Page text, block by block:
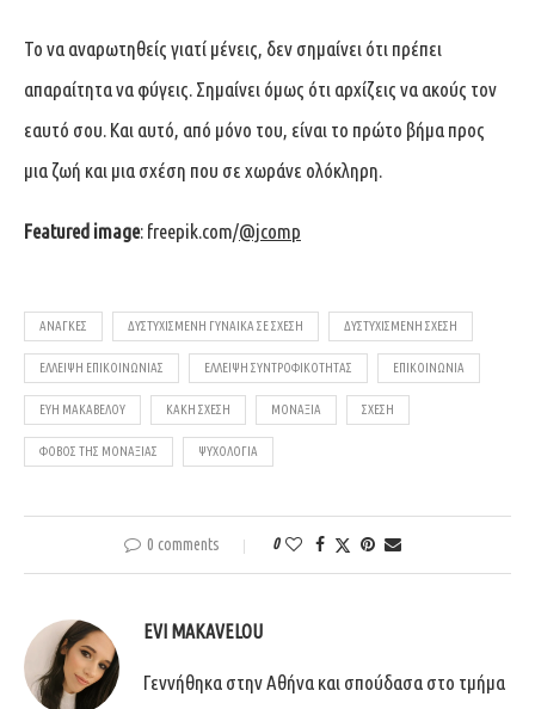
Το να αναρωτηθείς γιατί μένεις, δεν σημαίνει ότι πρέπει
απαραίτητα να φύγεις. Σημαίνει όμως ότι αρχίζεις να ακούς τον
εαυτό σου. Και αυτό, από μόνο του, είναι το πρώτο βήμα προς
μια ζωή και μια σχέση που σε χωράνε ολόκληρη.
Featured image: freepik.com/@jcomp
ΑΝΆΓΚΕΣ ΔΥΣΤΥΧΙΣΜΈΝΗ ΓΥΝΑΊΚΑ ΣΕ ΣΧΈΣΗ ΔΥΣΤΥΧΙΣΜΈΝΗ ΣΧΈΣΗ
ΈΛΛΕΙΨΗ ΕΠΙΚΟΙΝΩΝΊΑΣ ΈΛΛΕΙΨΗ ΣΥΝΤΡΟΦΙΚΌΤΗΤΑΣ ΕΠΙΚΟΙΝΩΝΊΑ
ΕΥΗ ΜΑΚΑΒΕΛΟΥ ΚΑΚΉ ΣΧΈΣΗ ΜΟΝΑΞΙΆ ΣΧΈΣΗ
ΦΌΒΟΣ ΤΗΣ ΜΟΝΑΞΙΆΣ ΨΥΧΟΛΟΓΊΑ
0 comments 0
EVI MAKAVELOU
Γεννήθηκα στην Αθήνα και σπούδασα στο τμήμα